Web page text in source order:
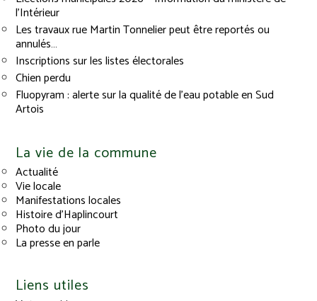
l’Intérieur
Les travaux rue Martin Tonnelier peut être reportés ou
annulés…
Inscriptions sur les listes électorales
Chien perdu
Fluopyram : alerte sur la qualité de l’eau potable en Sud
Artois
La vie de la commune
Actualité
Vie locale
Manifestations locales
Histoire d’Haplincourt
Photo du jour
La presse en parle
Liens utiles